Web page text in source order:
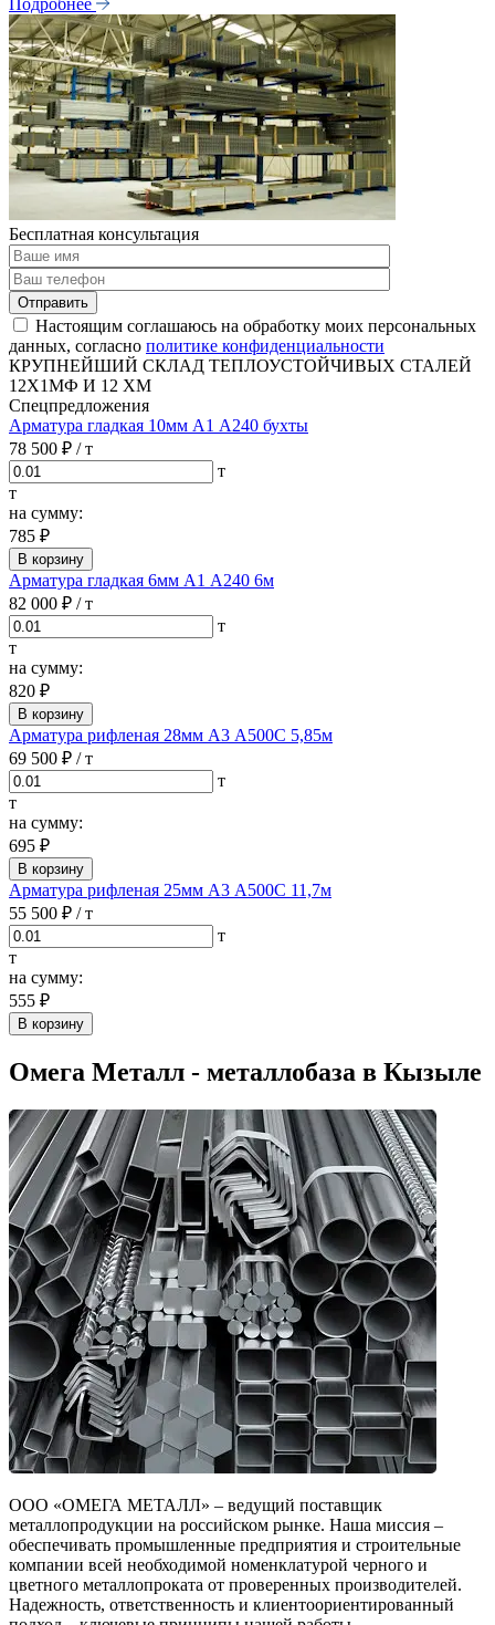
Подробнее
Бесплатная консультация
Отправить
Настоящим соглашаюсь на обработку моих персональных
данных, согласно политике конфиденциальности
КРУПНЕЙШИЙ СКЛАД ТЕПЛОУСТОЙЧИВЫХ СТАЛЕЙ
12Х1МФ И 12 ХМ
Спецпредложения
Арматура гладкая 10мм А1 А240 бухты
78 500 ₽ / т
т
т
на сумму:
785 ₽
В корзину
Арматура гладкая 6мм А1 А240 6м
82 000 ₽ / т
т
т
на сумму:
820 ₽
В корзину
Арматура рифленая 28мм А3 А500С 5,85м
69 500 ₽ / т
т
т
на сумму:
695 ₽
В корзину
Арматура рифленая 25мм А3 А500С 11,7м
55 500 ₽ / т
т
т
на сумму:
555 ₽
В корзину
Омега Металл - металлобаза в Кызыле
ООО «ОМЕГА МЕТАЛЛ» – ведущий поставщик
металлопродукции на российском рынке. Наша миссия –
обеспечивать промышленные предприятия и строительные
компании всей необходимой номенклатурой черного и
цветного металлопроката от проверенных производителей.
Надежность, ответственность и клиентоориентированный